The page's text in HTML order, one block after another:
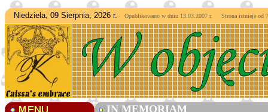
Niedziela, 09 Sierpnia, 2026 r. Opublikowano w dniu 13.03.2007 r. Strona istnieje od
IN MEMORIAM